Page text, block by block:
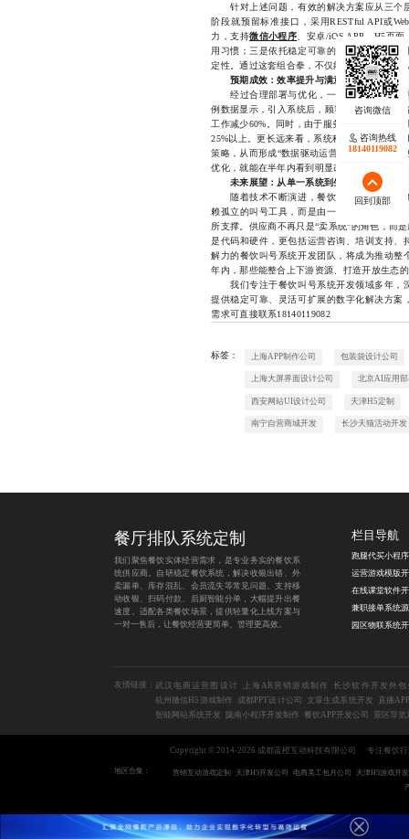
针对上述问题，有效的解决方案应从三个
阶段就预留标准接口，采用RESTful API或
力，支持微信小程序 、安卓/iOS APP、H5页
用习惯；三是依托稳定可靠的云服务平台，
定性。通过这套组合拳，不仅能有效规避部署
预期成效：效率提升与满意度双增长
经过合理部署与优化，一套成熟的餐饮叫
例数据显示，引入系统后，顾客平均等待时间
工作减少60%。同时，由于服务流程更加透明
25%以上。更长远来看，系统积累的客流数据
策略，从而形成“数据驱动运营”的良性循环。
优化，就能在半年内看到明显改善。
未来展望：从单一系统到生态化服务链
随着技术不断演进，餐饮叫号系统开发的
赖孤立的叫号工具，而是由一个集叫号、点
所支撑。供应商不再只是“卖系统”的角色，而
是代码和硬件，更包括运营咨询、培训支持
解力的餐饮叫号系统开发团队，将成为推动
年内，那些能整合上下游资源、打造开放生态
我们专注于餐饮叫号系统开发领域多年，
提供稳定可靠、灵活可扩展的数字化解决方
需求可直接联系18140119082
标签： 上海APP制作公司 包装袋设计公司
上海大屏界面设计公司 北京AI应用
西安网站UI设计公司 天津H5定制
南宁自营商城开发 长沙天猫活动开发
咨询热线
18140119082
回到顶部
餐厅排队系统定制
我们聚焦餐饮实体经营需求，是专业务实的餐饮系
统供应商。自研稳定餐饮系统，解决收银出错、外
卖漏单、库存混乱、会员流失等常见问题。支持移
动收银、扫码付款、后厨智能分单，大幅提升出餐
速度。适配各类餐饮场景，提供轻量化上线方案与
一对一售后，让餐饮经营更简单、管理更高效。
栏目导航
运营游戏模版
在线课堂软件
兼职接单系统
园区物联系统
友情链接： 武汉电商运营图设计 上海AR营销游戏制作
长沙软件开发外包
杭州微信H5游戏制作
成都PPT设计公司 文章生成系统开发
直播
智能网站系统开发
陇南小程序开发制作 餐饮APP开发公司 景区导览
Copyright © 2014-2026 成都蓝橙互动科技有限公司 专注餐饮
地区合集： 营销互动游戏定制 天津H5开发公司 电商美工包月公司
天津H5游戏开